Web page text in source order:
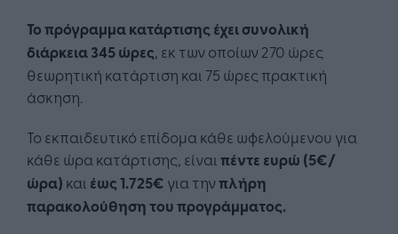
Το πρόγραμμα κατάρτισης έχει συνολική
διάρκεια 345 ώρες, εκ των οποίων 270 ώρες
θεωρητική κατάρτιση και 75 ώρες πρακτική
άσκηση.
Το εκπαιδευτικό επίδομα κάθε ωφελούμενου για
κάθε ώρα κατάρτισης, είναι πέντε ευρώ (5€/
ώρα) και έως 1.725€ για τηνπλήρη
παρακολούθηση του προγράμματος.